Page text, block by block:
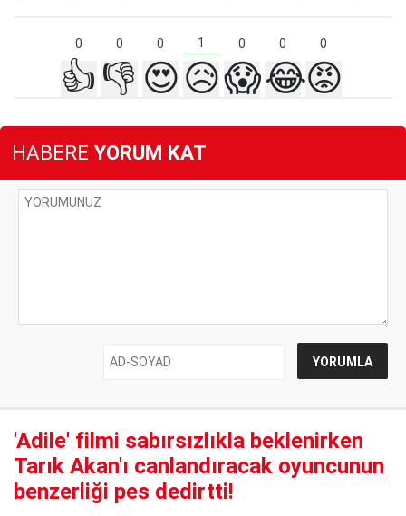
0 0 0 1 0 0 0
👍 👎 😍😥😱😂😡
HABERE YORUM KAT
'Adile' filmi sabırsızlıkla beklenirken
Tarık Akan'ı canlandıracak oyuncunun
benzerliği pes dedirtti!